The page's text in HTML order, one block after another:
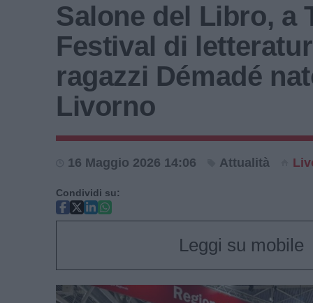
Salone del Libro, a
Festival di
ragazzi Démadé
Livorno
16 Maggio 2026 14:06 Attualità
Condividi su:
Leggi su mobile